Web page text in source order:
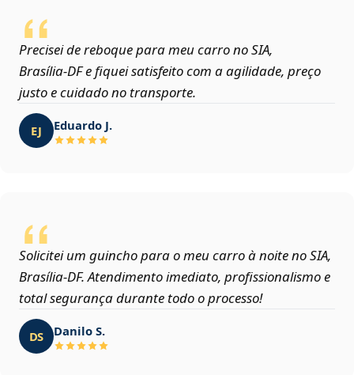
Precisei de reboque para meu carro no SIA,
Brasília‑DF e fiquei satisfeito com a agilidade, preço
justo e cuidado no transporte.
EJ Eduardo J.
Solicitei um guincho para o meu carro à noite no SIA,
Brasília‑DF. Atendimento imediato, profissionalismo e
total segurança durante todo o processo!
DS Danilo S.